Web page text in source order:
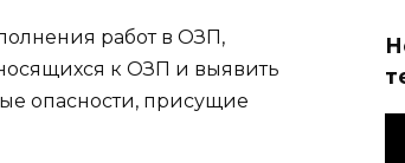
работ в ОЗП,
к ОЗП и выявить
опасности, присущие